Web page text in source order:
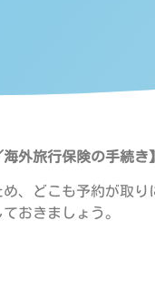
外旅行保険の手続き】
、どこも予約が取り
おきましょう。